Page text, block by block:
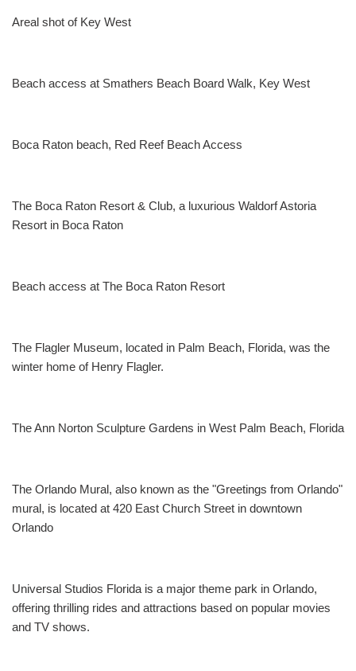
Areal shot of Key West
Beach access at Smathers Beach Board Walk, Key West
Boca Raton beach, Red Reef Beach Access
The Boca Raton Resort & Club, a luxurious Waldorf Astoria
Resort in Boca Raton
Beach access at The Boca Raton Resort
The Flagler Museum, located in Palm Beach, Florida, was the
winter home of Henry Flagler.
The Ann Norton Sculpture Gardens in West Palm Beach, Florida
The Orlando Mural, also known as the "Greetings from Orlando"
mural, is located at 420 East Church Street in downtown
Orlando
Universal Studios Florida is a major theme park in Orlando,
offering thrilling rides and attractions based on popular movies
and TV shows.